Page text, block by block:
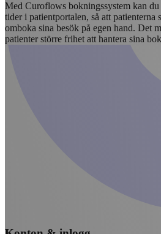
Med Curoflows bokningssystem kan
tider i patientportalen, så att patienterna
omboka sina besök på egen hand. Det
patienter större frihet att hantera sina